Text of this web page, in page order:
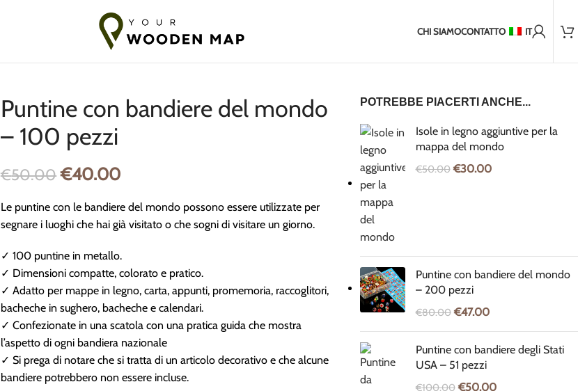
7-14 giorni di spedizione verso l'UE
CHI SIAMOCONTATTO IT
Puntine con bandiere del mondo
– 100 pezzi
€50.00 €40.00
Le puntine con le bandiere del mondo possono essere utilizzate per
segnare i luoghi che hai già visitato o che sogni di visitare un giorno.
✓ 100 puntine in metallo.
✓ Dimensioni compatte, colorato e pratico.
✓ Adatto per mappe in legno, carta, appunti, promemoria, raccoglitori,
bacheche in sughero, bacheche e calendari.
✓ Confezionate in una scatola con una pratica guida che mostra
l’aspetto di ogni bandiera nazionale
✓ Si prega di notare che si tratta di un articolo decorativo e che alcune
bandiere potrebbero non essere incluse.
POTREBBE PIACERTI ANCHE...
Isole in legno aggiuntive per la
mappa del mondo
€50.00 €30.00
Puntine con bandiere del mondo
– 200 pezzi
€80.00 €47.00
Puntine con bandiere degli Stati
USA – 51 pezzi
€100.00 €50.00